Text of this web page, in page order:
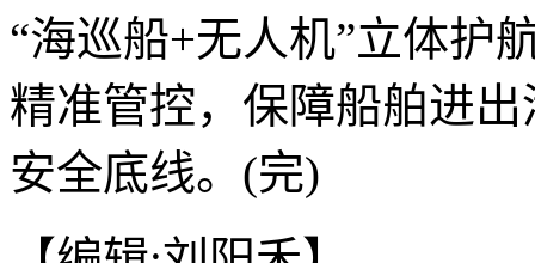
“海巡船+无人机”立体护
精准管控，保障船舶进
安全底线。(完)